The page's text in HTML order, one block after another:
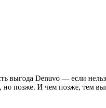
выгода Denuvo — если
но позже. И чем позже, тем